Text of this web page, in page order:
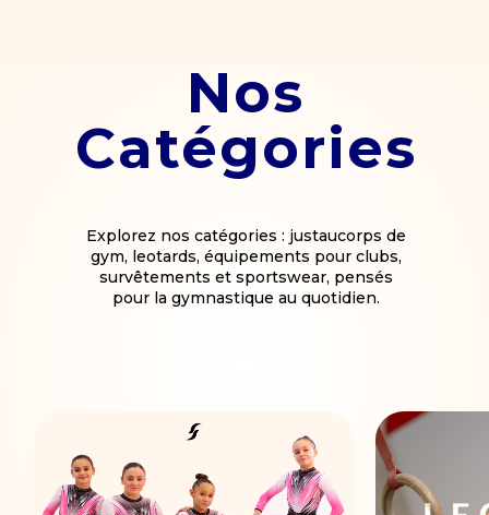
Nos
Catégories
Explorez nos catégories : justaucorps de
gym, leotards, équipements pour clubs,
survêtements et sportswear, pensés
pour la gymnastique au quotidien.